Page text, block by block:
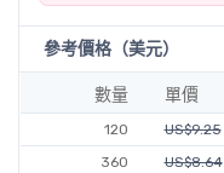
參考價格（美元）
數量 單價
120 US$9.25
360
US$8.64